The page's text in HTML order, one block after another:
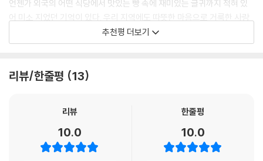
--- p.154, 「'모든 이'의 발견
영진은 경영뿐 아니라 빵을 만드는 모든 과정에서도 EoC의 관점을 적용하
야 했다. 되도록이면 친환경 영농법으로 키운 대전 인근 지역의 식재료를
쓰려고 노력하고 환경 문제를 고려해 과대포장도 크게 줄였다. 성심당의
포장으로 바꿨다.
--- p.174, 「새로운 비전의 실천」 중에서
대전역에서는 이제 튀김소보로 줄에 섰다가 열차를 놓친 경우는 흔한 일이
과 업계를 선도한 마케팅 전략, 사소한 것 하나 허투루 넘기지 않고 본질에
충실하고자 했던 경영철학, 무엇보다 이웃과 상생하고 함께 성장하고자 한
남다른 경영방식이 오늘날의 성심당을 만들었다. 성심당은 지금도 젊은이
들이 일하고 싶은 기업, 노동의 가치를 귀하게 여기고 노력한 만큼 성장할
하고, 전 직원에게 매출을 공개하는 투명경영으로 신뢰를 쌓으며 이윤의 1
대전을 지키는 빵장수 로컬 히어로 성심당,
대한민국을 바꾸는 모두가 행복한 경제를 꿈꾸다!
언젠가 외국의 어떤 식당에서 맛있는 빵 속에 재미있는 글귀까지 적혀 있
어 미소 지었던 기억이 있다. 우리 지역에도 따뜻한 마음으로 거룩한 사랑
의 묘약을 만들어 내는 이들이 있다. 가까운 이웃을 행복하게 만드는 사랑
의 마술사들이 바로 성심당이다.
식이 되었다. 그 안에 성심당의 한결같은 사랑이 담겼기 때문이다!
추천평 더보기
리뷰/한줄평 13
리뷰
10.0
한줄평
10.0